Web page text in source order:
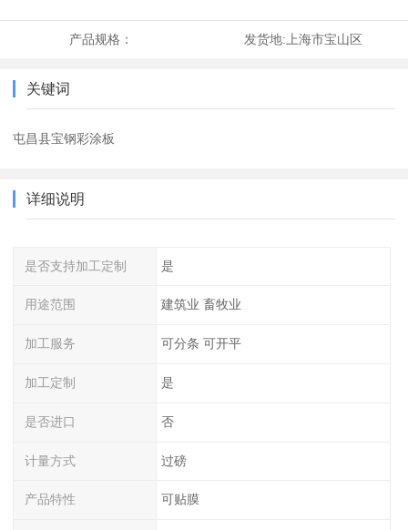
产品规格： 发货地:上海市宝山区
关键词
屯昌县宝钢彩涂板
详细说明
是否支持加工定制 是
用途范围 建筑业 畜牧业
加工服务 可分条 可开平
加工定制 是
是否进口 否
计量方式 过磅
产品特性 可贴膜